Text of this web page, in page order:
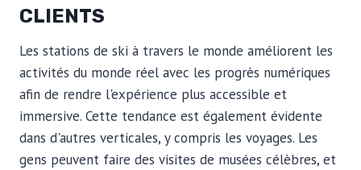
CLIENTS
Les stations de ski à travers le monde améliorent les
activités du monde réel avec les progrès numériques
afin de rendre l'expérience plus accessible et
immersive. Cette tendance est également évidente
dans d'autres verticales, y compris les voyages. Les
gens peuvent faire des visites de musées célèbres, et